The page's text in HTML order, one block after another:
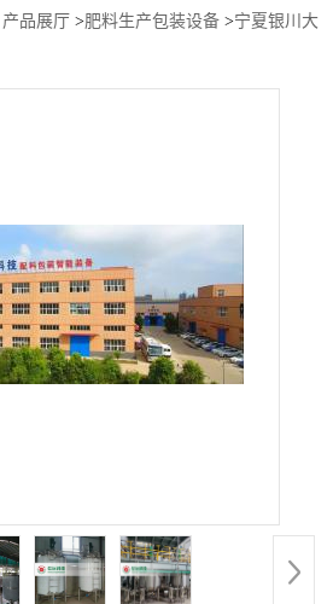
产品展厅 >肥料生产包装设备 >宁夏银川大